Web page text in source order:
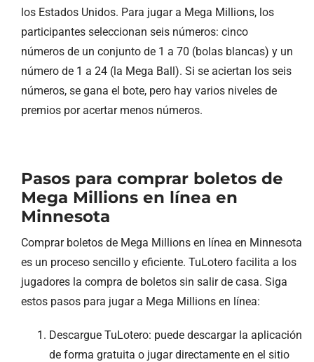
los Estados Unidos. Para jugar a Mega Millions, los
participantes seleccionan seis números: cinco
números de un conjunto de 1 a 70 (bolas blancas) y un
número de 1 a 24 (la Mega Ball). Si se aciertan los seis
números, se gana el bote, pero hay varios niveles de
premios por acertar menos números.
Pasos para comprar boletos de
Mega Millions en línea en
Minnesota
Comprar boletos de Mega Millions en línea en Minnesota
es un proceso sencillo y eficiente. TuLotero facilita a los
jugadores la compra de boletos sin salir de casa. Siga
estos pasos para jugar a Mega Millions en línea:
Descargue TuLotero: puede descargar la aplicación
de forma gratuita o jugar directamente en el sitio